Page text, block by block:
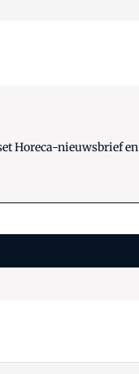
Horeca-nieuwsbrief en